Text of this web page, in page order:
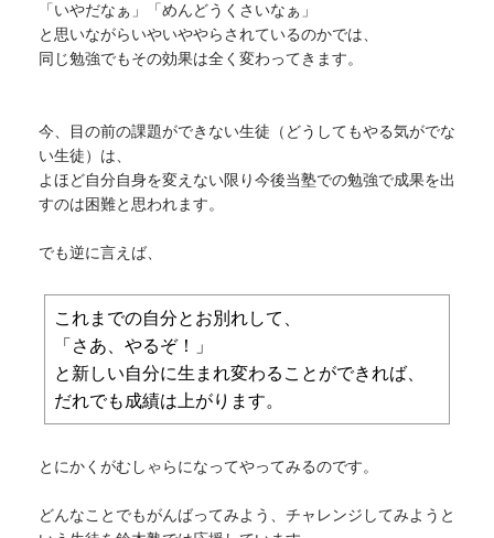
「いやだなぁ」「めんどうくさいなぁ」
と思いながらいやいややらされているのかでは、
同じ勉強でもその効果は全く変わってきます。
今、目の前の課題ができない生徒（どうしてもやる気がでな
い生徒）は、
よほど自分自身を変えない限り今後当塾での勉強で成果を出
すのは困難と思われます。
でも逆に言えば、
これまでの自分とお別れして、
「さあ、やるぞ！」
と新しい自分に生まれ変わることができれば、
だれでも成績は上がります。
とにかくがむしゃらになってやってみるのです。
どんなことでもがんばってみよう、チャレンジしてみようと